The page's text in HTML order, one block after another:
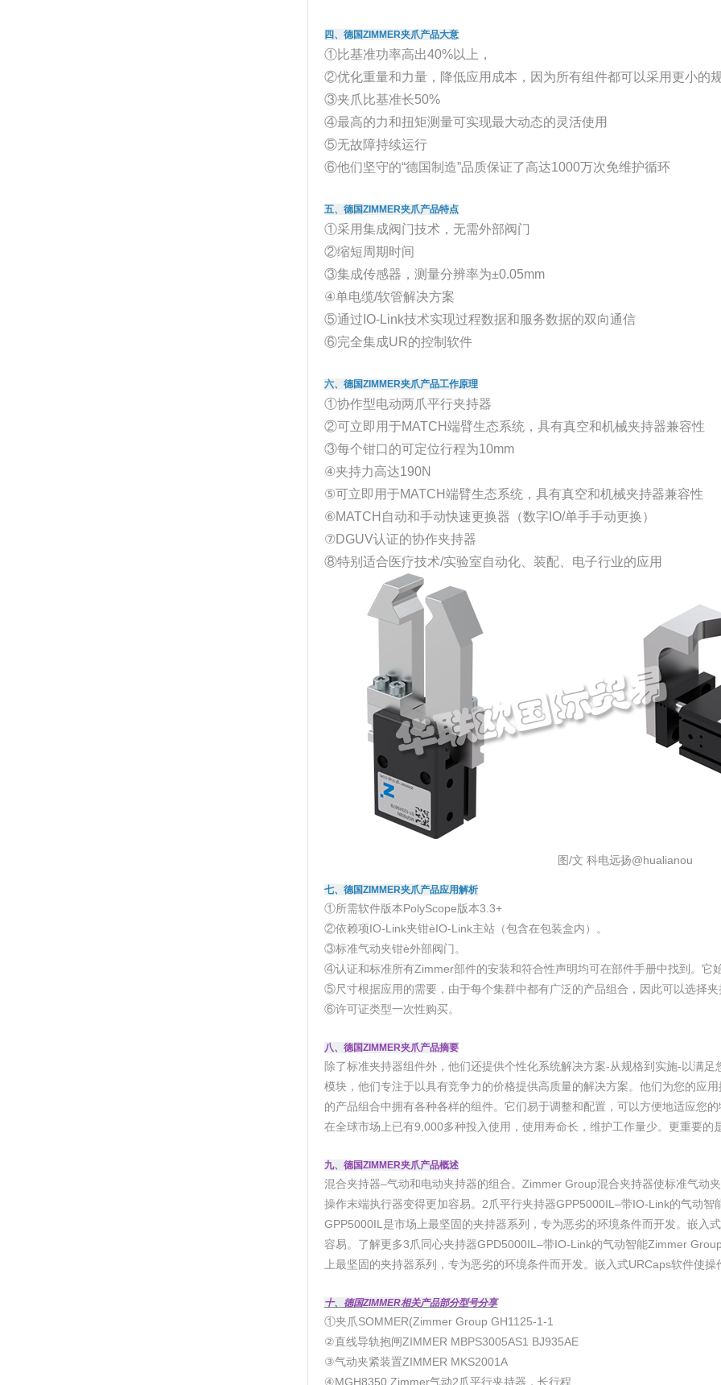
四、德国ZIMMER夹爪产品大意
①比基准功率高出40%以上，
②优化重量和力量，降低应用成本，因为所有组件都可以采用更小的
③夹爪比基准长50%
④最高的力和扭矩测量可实现最大动态的灵活使用
⑤无故障持续运行
⑥他们坚守的“德国制造”品质保证了高达1000万次免维护循环
五、德国ZIMMER夹爪产品特点
①采用集成阀门技术，无需外部阀门
②缩短周期时间
③集成传感器，测量分辨率为±0.05mm
④单电缆/软管解决方案
⑤通过IO-Link技术实现过程数据和服务数据的双向通信
⑥完全集成UR的控制软件
六、德国ZIMMER夹爪产品工作原理
①协作型电动两爪平行夹持器
②可立即用于MATCH端臂生态系统，具有真空和机械夹持器兼容性
③每个钳口的可定位行程为10mm
④夹持力高达190N
⑤可立即用于MATCH端臂生态系统，具有真空和机械夹持器兼容性
⑥MATCH自动和手动快速更换器（数字IO/单手手动更换）
⑦DGUV认证的协作夹持器
⑧特别适合医疗技术/实验室自动化、装配、电子行业的应用
图/文 科电远扬@hualianou
七、德国ZIMMER夹爪产品应用解析
①所需软件版本PolyScope版本3.3+
②依赖项IO-Link夹钳èIO-Link主站（包含在包装盒内）。
③标准气动夹钳è外部阀门。
④认证和标准所有Zimmer部件的安装和符合性声明均可在部件手册中找到。它
⑤尺寸根据应用的需要，由于每个集群中都有广泛的产品组合，因此可以选择
⑥许可证类型一次性购买。
八、德国ZIMMER夹爪产品摘要
除了标准夹持器组件外，他们还提供个性化系统解决方案-从规格到实施-以满
模块，他们专注于以具有竞争力的价格提供高质量的解决方案。他们为您的应
的产品组合中拥有各种各样的组件。它们易于调整和配置，可以方便地适应您
在全球市场上已有9,000多种投入使用，使用寿命长，维护工作量少。更重要的
九、德国ZIMMER夹爪产品概述
混合夹持器–气动和电动夹持器的组合。Zimmer Group混合夹持器使标准气动
操作末端执行器变得更加容易。2爪平行夹持器GPP5000IL–带IO-Link的气动
GPP5000IL是市场上最坚固的夹持器系列，专为恶劣的环境条件而开发。嵌入
容易。了解更多3爪同心夹持器GPD5000IL–带IO-Link的气动智能Zimmer
上最坚固的夹持器系列，专为恶劣的环境条件而开发。嵌入式URCaps软件使
十、德国ZIMMER相关产品部分型号分享
①夹爪SOMMER(Zimmer Group GH1125-1-1
②直线导轨抱闸ZIMMER MBPS3005AS1 BJ935AE
③气动夹紧装置ZIMMER MKS2001A
④MGH8350 Zimmer气动2爪平行夹持器，长行程